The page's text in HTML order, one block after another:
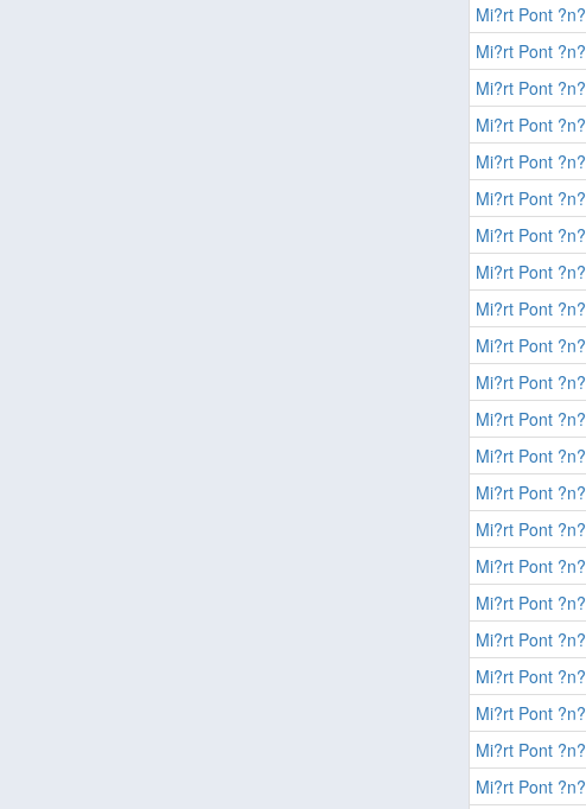
Mi?rt Pont ?n?
Mi?rt Pont ?n?
Mi?rt Pont ?n?
Mi?rt Pont ?n?
Mi?rt Pont ?n?
Mi?rt Pont ?n?
Mi?rt Pont ?n?
Mi?rt Pont ?n?
Mi?rt Pont ?n?
Mi?rt Pont ?n?
Mi?rt Pont ?n?
Mi?rt Pont ?n?
Mi?rt Pont ?n?
Mi?rt Pont ?n?
Mi?rt Pont ?n?
Mi?rt Pont ?n?
Mi?rt Pont ?n?
Mi?rt Pont ?n?
Mi?rt Pont ?n?
Mi?rt Pont ?n?
Mi?rt Pont ?n?
Mi?rt Pont ?n?